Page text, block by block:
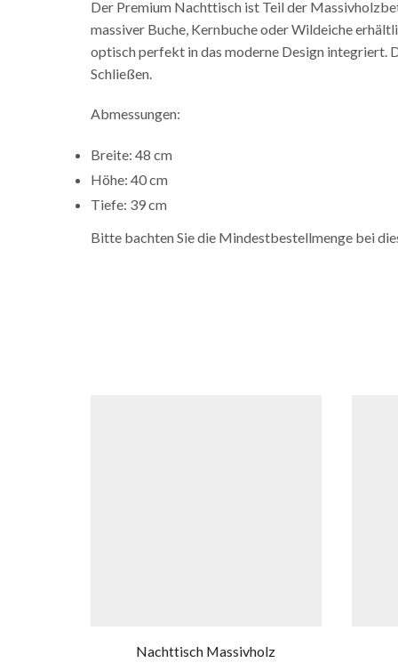
Der Premium Nachttisch ist Teil der
massiver Buche, Kernbuche oder Wildeiche
optisch perfekt in das moderne Design integriert.
Schließen.
Abmessungen:
Breite: 48 cm
Höhe: 40 cm
Tiefe: 39 cm
Bitte bachten Sie die Mindestbestellmenge bei
Nachttisch Massivholz